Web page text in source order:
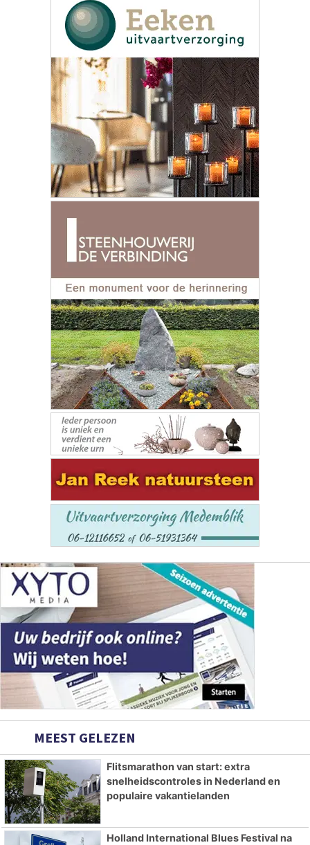
MEEST GELEZEN
Flitsmarathon van start: extra
snelheidscontroles in Nederland en
populaire vakantielanden
Holland International Blues Festival na